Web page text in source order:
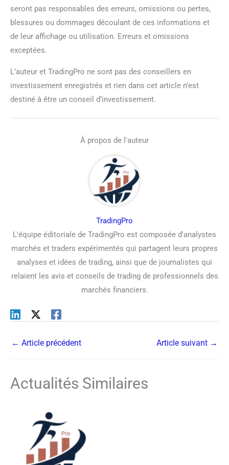
seront pas responsables des erreurs, omissions ou pertes,
blessures ou dommages découlant de ces informations et
de leur affichage ou utilisation. Erreurs et omissions
exceptées.
L’auteur et TradingPro ne sont pas des conseillers en
investissement enregistrés et rien dans cet article n’est
destiné à être un conseil d’investissement.
À propos de l'auteur
TradingPro
L'équipe éditoriale de TradingPro est composée d'analystes
marchés et traders expérimentés qui partagent leurs propres
analyses et idées de trading, ainsi que de journalistes qui
relaient les avis et conseils de trading de professionnels des
marchés financiers.
← Article précédent Article suivant →
Actualités Similaires